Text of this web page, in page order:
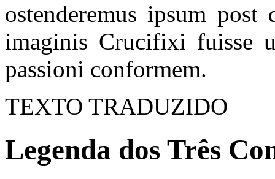
ostenderemus ipsum
imaginis Crucifixi fuisse
passioni conformem.
TEXTO TRADUZIDO
Legenda dos Três